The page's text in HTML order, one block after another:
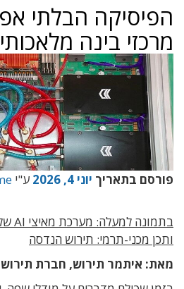
הפיסיקה הבלתי
מרכזי בינה
פורסם בתאריך יוני 4, 2026 ע"י
ותכן מכני-תרמי: תירוש הנדסה
מאת: איתמר תירוש, חברת